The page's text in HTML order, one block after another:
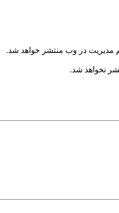
مدیریت در وب منتشر خواهد شد.
نخواهد شد.